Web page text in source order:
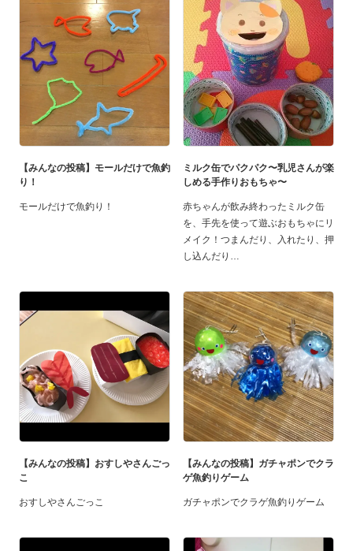
【みんなの投稿】モールだけで魚釣
り！
モールだけで魚釣り！
ミルク缶でパクパク〜乳児さんが楽
しめる手作りおもちゃ〜
赤ちゃんが飲み終わったミルク缶
を、手先を使って遊ぶおもちゃにリ
メイク！つまんだり、入れたり、押
し込んだり
【みんなの投稿】おすしやさんごっ
こ
おすしやさんごっこ
【みんなの投稿】ガチャポンでクラ
ゲ魚釣りゲーム
ガチャポンでクラゲ魚釣りゲーム